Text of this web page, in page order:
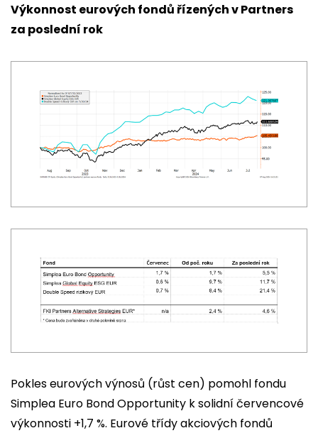
Výkonnost eurových fondů řízených v Partners
za poslední rok
Pokles eurových výnosů (růst cen) pomohl fondu
Simplea Euro Bond Opportunity k solidní červencové
výkonnosti +1,7 %. Eurové třídy akciových fondů